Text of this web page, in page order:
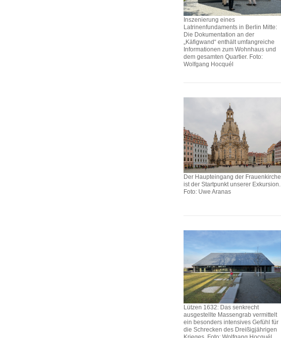
Inszenierung eines
Latrinenfundaments in Berlin Mitte:
Die Dokumentation an der
„Käfigwand“ enthält umfangreiche
Informationen zum Wohnhaus und
dem gesamten Quartier. Foto:
Wolfgang Hocquél
Der Haupteingang der Frauenkirche
ist der Startpunkt unserer Exkursion.
Foto: Uwe Aranas
Lützen 1632: Das senkrecht
ausgestellte Massengrab vermittelt
ein besonders intensives Gefühl für
die Schrecken des Dreißigjährigen